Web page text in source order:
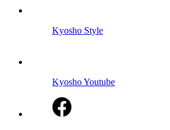
Kyosho Style
Kyosho Youtube